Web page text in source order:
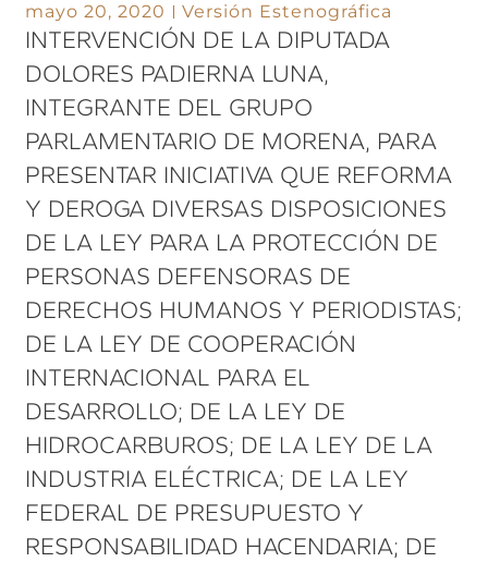
mayo 20, 2020 Versión Estenográfica
INTERVENCIÓN DE LA DIPUTADA
DOLORES PADIERNA LUNA,
INTEGRANTE DEL GRUPO
PARLAMENTARIO DE MORENA, PARA
PRESENTAR INICIATIVA QUE REFORMA
Y DEROGA DIVERSAS DISPOSICIONES
DE LA LEY PARA LA PROTECCIÓN DE
PERSONAS DEFENSORAS DE
DERECHOS HUMANOS Y PERIODISTAS;
DE LA LEY DE COOPERACIÓN
INTERNACIONAL PARA EL
DESARROLLO; DE LA LEY DE
HIDROCARBUROS; DE LA LEY DE LA
INDUSTRIA ELÉCTRICA; DE LA LEY
FEDERAL DE PRESUPUESTO Y
RESPONSABILIDAD HACENDARIA; DE